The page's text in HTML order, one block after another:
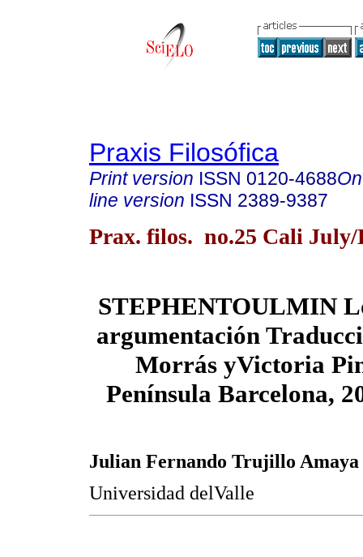
Praxis Filosófica
Print version ISSN 0120-4688
line version ISSN 2389-9387
Prax. filos. no.25 Cali July/
STEPHENTOULMIN
argumentación
Morrás yVictoria
Península Barcelona,
Julian Fernando Trujillo Amaya
Universidad delValle